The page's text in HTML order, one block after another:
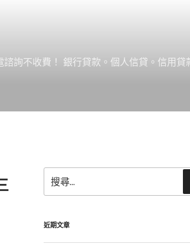
詢不收費！ 銀行貸款。個人信貸。信用貸
尋
關
字:
近期文章